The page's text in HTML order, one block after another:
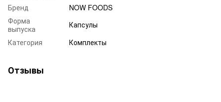
Бренд
NOW FOODS
Форма
выпуска
Капсулы
Категория
Комплекты
Отзывы